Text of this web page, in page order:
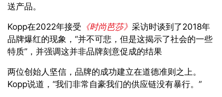
送产品。
Kopp在2022年接受 《时尚芭莎》 采访时谈到了2018年
品牌爆红的现象，“并不可悲，但是这揭示了社会的一些
特质”，并强调这并非品牌刻意促成的结果
两位创始人坚信，品牌的成功建立在道德准则之上。
Kopp说道，“我们非常自豪我们的供应链没有暴行。”